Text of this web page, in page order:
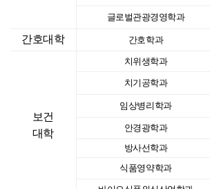
글로벌관광경영학과
간호대학 간호학과
보건
대학
치위생학과
치기공학과
임상병리학과
안경광학과
방사선학과
식품영약학과